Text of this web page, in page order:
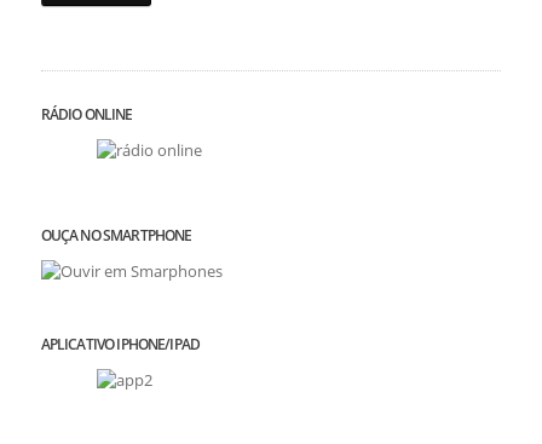
RÁDIO ONLINE
OUÇA NO SMARTPHONE
APLICATIVO IPHONE/IPAD